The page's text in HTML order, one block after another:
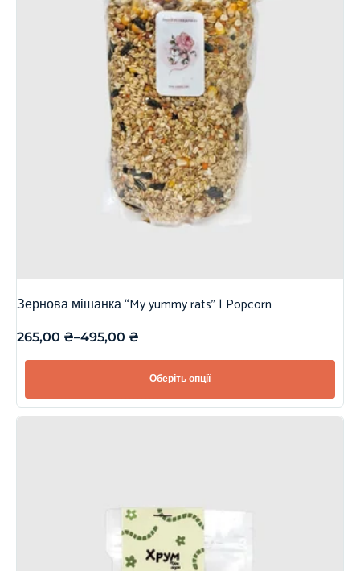
Зернова мішанка “My yummy rats” | Popcorn
265,00 ₴–495,00 ₴
Оберіть опції